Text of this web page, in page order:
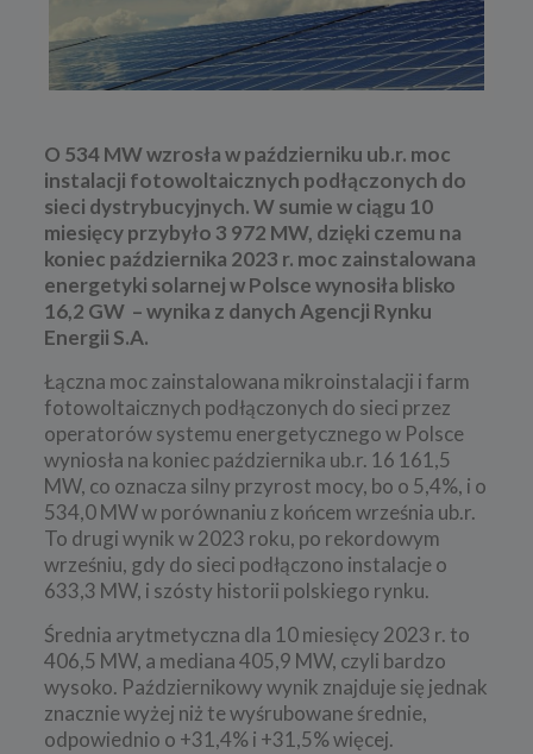
O 534 MW wzrosła w październiku ub.r. moc
instalacji fotowoltaicznych podłączonych do
sieci dystrybucyjnych. W sumie w ciągu 10
miesięcy przybyło 3 972 MW, dzięki czemu na
koniec października 2023 r. moc zainstalowana
energetyki solarnej w Polsce wynosiła blisko
16,2 GW – wynika z danych Agencji Rynku
Energii S.A.
Łączna moc zainstalowana mikroinstalacji i farm
fotowoltaicznych podłączonych do sieci przez
operatorów systemu energetycznego w Polsce
wyniosła na koniec października ub.r. 16 161,5
MW, co oznacza silny przyrost mocy, bo o 5,4%, i o
534,0 MW w porównaniu z końcem września ub.r.
To drugi wynik w 2023 roku, po rekordowym
wrześniu, gdy do sieci podłączono instalacje o
633,3 MW, i szósty historii polskiego rynku.
Średnia arytmetyczna dla 10 miesięcy 2023 r. to
406,5 MW, a mediana 405,9 MW, czyli bardzo
wysoko. Październikowy wynik znajduje się jednak
znacznie wyżej niż te wyśrubowane średnie,
odpowiednio o +31,4% i +31,5% więcej.